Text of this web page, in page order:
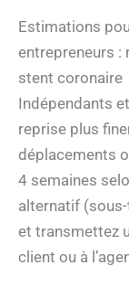
Estimations
entrepreneurs :
stent coronaire
Indépendants
reprise plus
déplacements
4 semaines
alternatif
et transmettez
client ou à